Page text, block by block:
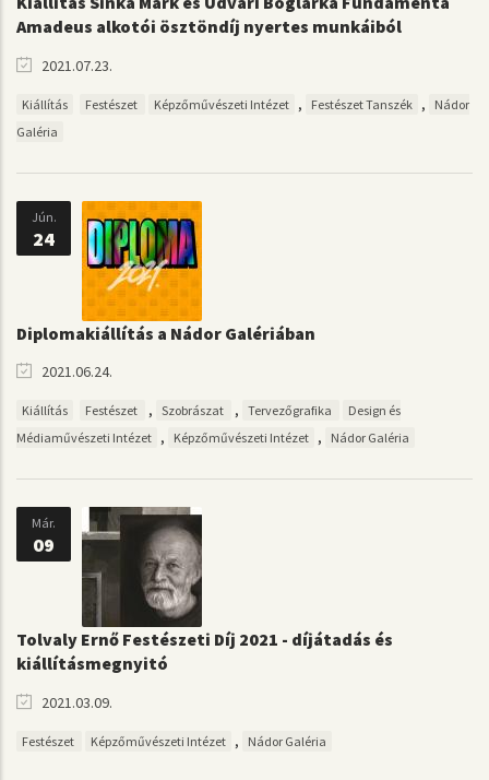
Amadeus alkotói ösztöndíj nyertes munkáiból
2021.07.23.
Kiállítás Festészet Képzőművészeti Intézet , Festészet Tanszék ,
Nádor
Galéria
Jún.
24
Diplomakiállítás a Nádor Galériában
2021.06.24.
Kiállítás Festészet , Szobrászat , Tervezőgrafika
Design és
Médiaművészeti Intézet , Képzőművészeti Intézet , Nádor Galéria
Már.
09
Tolvaly Ernő Festészeti Díj 2021 - díjátadás és
kiállításmegnyitó
2021.03.09.
Festészet Képzőművészeti Intézet , Nádor Galéria